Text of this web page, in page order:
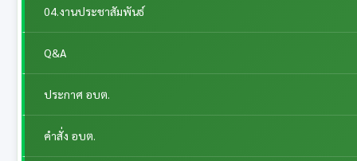
04.งานประชาสัมพันธ์
Q&A
ประกาศ อบต.
คำสั่ง อบต.